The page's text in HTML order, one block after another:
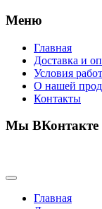
Меню
Главная
Доставка и
Условия
О нашей
Контакты
Мы ВКонтакте
Главная